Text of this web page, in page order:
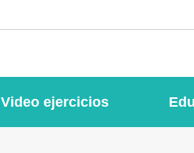
Video ejercicios